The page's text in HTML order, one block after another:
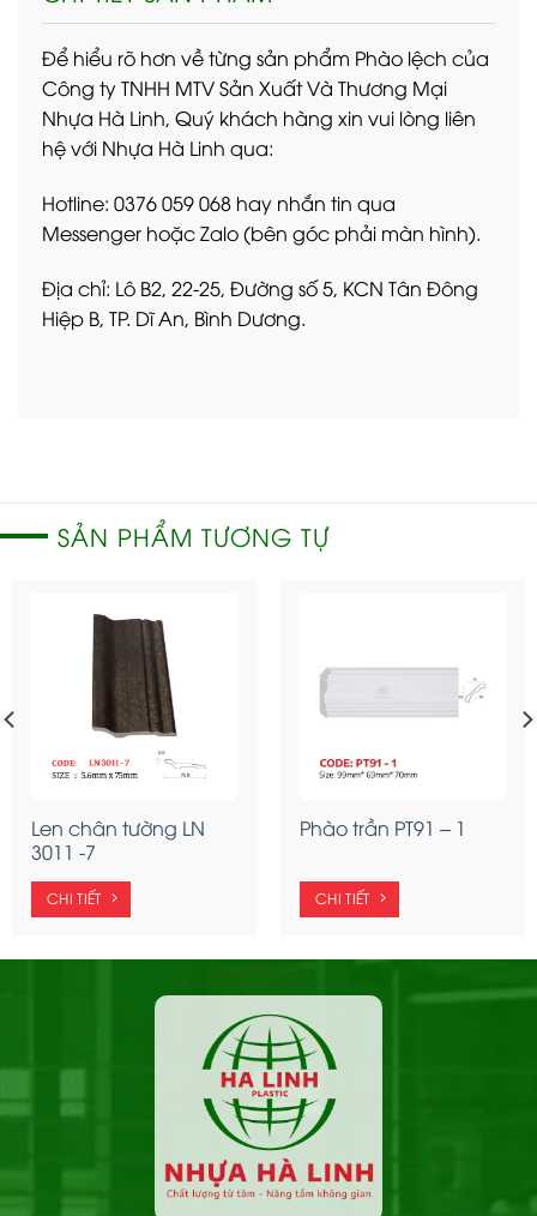
Để hiểu rõ hơn về từng sản phẩm Phào lệch của
Công ty TNHH MTV Sản Xuất Và Thương Mại
Nhựa Hà Linh, Quý khách hàng xin vui lòng liên
hệ với Nhựa Hà Linh qua:
Hotline: 0376 059 068 hay nhắn tin qua
Messenger hoặc Zalo (bên góc phải màn hình).
Địa chỉ: Lô B2, 22-25, Đường số 5, KCN Tân Đông
Hiệp B, TP. Dĩ An, Bình Dương.
SẢN PHẨM TƯƠNG TỰ
Len chân tường LN
3011 -7
CHI TIẾT
Phào trần PT91 – 1
CHI TIẾT